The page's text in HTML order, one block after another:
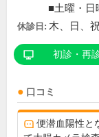
■土曜・日
休診日: 木、日、
初診・再
口コミ
便潜血陽性と